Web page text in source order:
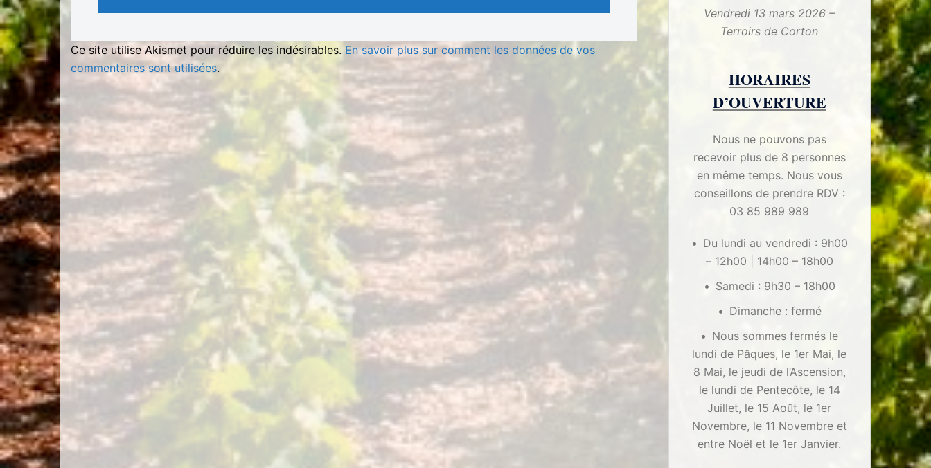
Ce site utilise Akismet pour réduire les indésirables. En savoir plus sur comment les données de vos
commentaires sont utilisées.
Vendredi 13 mars 2026 –
Terroirs de Corton
HORAIRES
D’OUVERTURE
Nous ne pouvons pas
recevoir plus de 8 personnes
en même temps. Nous vous
conseillons de prendre RDV :
03 85 989 989
Du lundi au vendredi : 9h00
– 12h00 | 14h00 – 18h00
Samedi : 9h30 – 18h00
Dimanche : fermé
Nous sommes fermés le
lundi de Pâques, le 1er Mai, le
8 Mai, le jeudi de l’Ascension,
le lundi de Pentecôte, le 14
Juillet, le 15 Août, le 1er
Novembre, le 11 Novembre et
entre Noël et le 1er Janvier.